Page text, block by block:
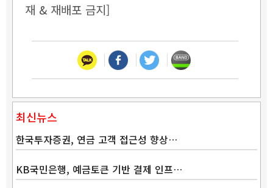
재 & 재배포 금지]
최신뉴스
한국투자증권, 연금 고객 접근성 향상…
KB국민은행, 예금토큰 기반 결제 인프…